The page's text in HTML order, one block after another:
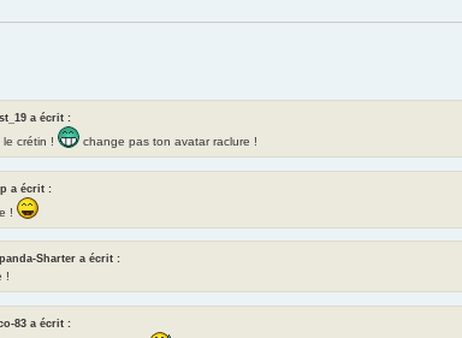
a écrit :
le crétin !
change pas ton avatar raclure !
a écrit :
!
Sharter a écrit :
!
83 a écrit :